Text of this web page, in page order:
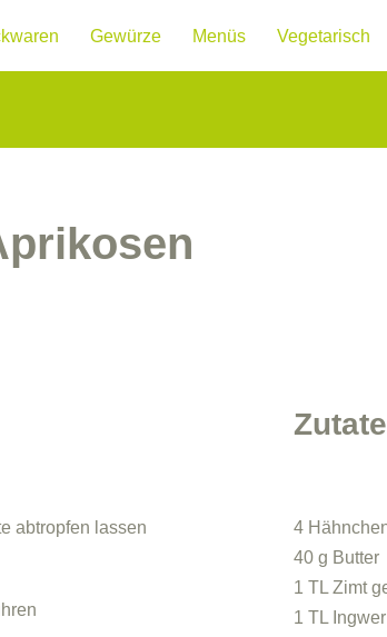
Gewürze Menüs Vegetarisch
abtropfen lassen
4
40 g Butter
1 TL Zimt
1 TL